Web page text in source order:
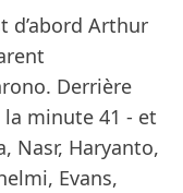
d’abord Arthur
Derrière
la minute 41 - et
Nasr, Haryanto,
Evans,